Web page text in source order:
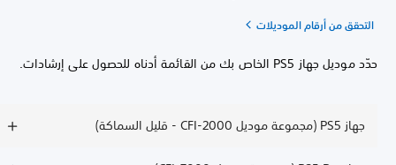
التحقق من أرقام الموديلات
حدّد موديل جهاز PS5 الخاص بك من القائمة أدناه للحصول على إرشادات.
جهاز PS5 (مجموعة موديل CFI-2000 - قليل السماكة)